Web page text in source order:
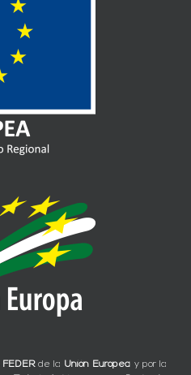
FEDERde la Unión Europea y por la